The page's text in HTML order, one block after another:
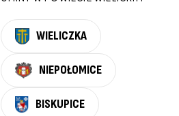
WIELICZKA
NIEPOŁOMICE
BISKUPICE